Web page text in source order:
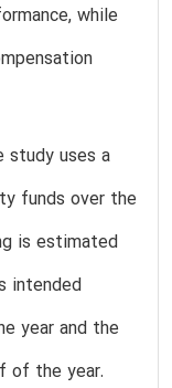
while
study uses a
funds over the
is estimated
intended
year and the
of the year.